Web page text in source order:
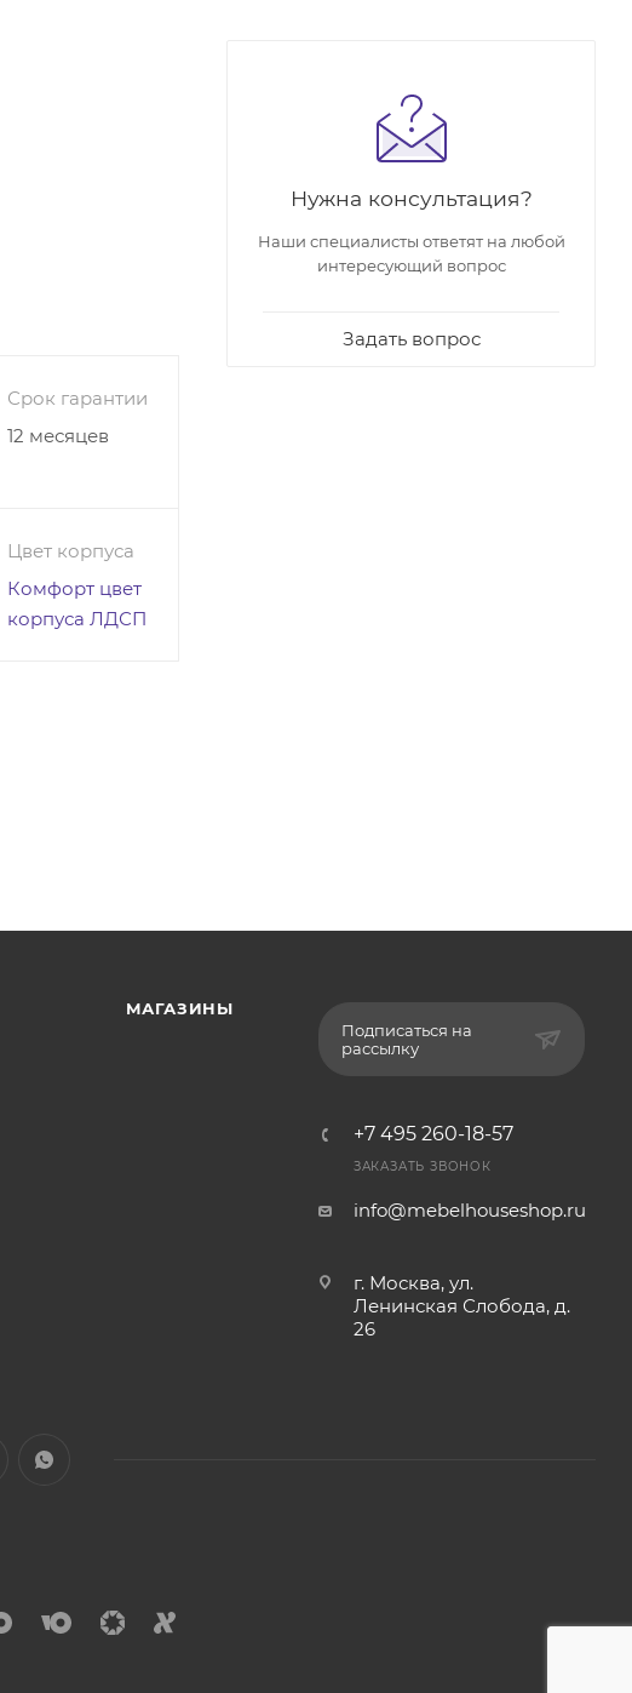
Срок гарантии
12 месяцев
Цвет корпуса
Комфорт цвет
корпуса ЛДСП
Нужна консультация?
Наши специалисты ответят на любой
интересующий вопрос
Задать вопрос
МАГАЗИНЫ
Подписаться на
рассылку
+7 495 260-18-57
ЗАКАЗАТЬ ЗВОНОК
info@mebelhouseshop.ru
г. Москва, ул.
Ленинская Слобода, д.
26